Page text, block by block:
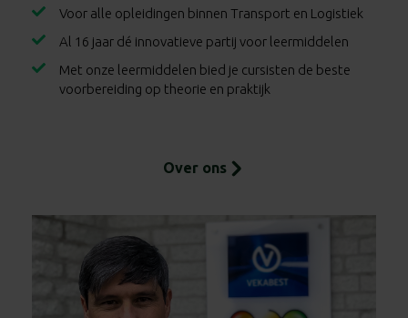
Voor alle opleidingen binnen Transport en Logistiek
Al 16 jaar dé innovatieve partij voor leermiddelen
Met onze leermiddelen bied je cursisten de beste
voorbereiding op theorie en praktijk
Over ons